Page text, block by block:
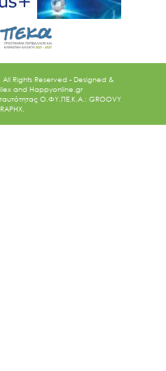
Rights Reserved - Designed &
and Happyonline.gr
Ο.ΦΥ.ΠΕ.Κ.Α.: GROOVY